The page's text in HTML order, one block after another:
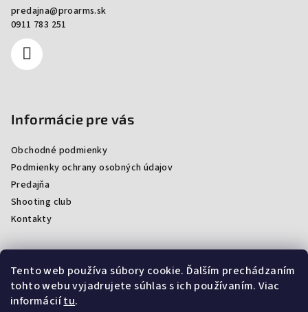
Tento web používa súbory cookie. Ďalším prechádzaním
tohto webu vyjadrujete súhlas s ich používaním. Viac
informáciítu.
predajna@proarms.sk
0911 783 251
Informácie pre vás
Obchodné podmienky
Podmienky ochrany osobných údajov
Predajňa
Shooting club
Kontakty
Facebook